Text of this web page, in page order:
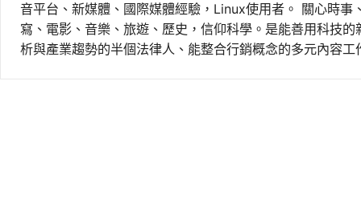
音平台、新媒體、國際媒體經驗，Linux使用者。 關心時事
寫、電影、音樂、旅遊、歷史，信仰科學。是能善用科技
析與產業趨勢的半個法律人、能整合行銷概念的多元內容工